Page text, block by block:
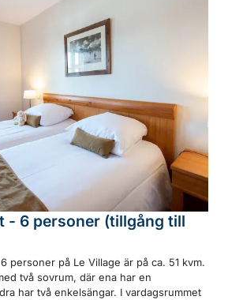
- 6 personer (tillgång till
personer på Le Village är på ca. 51 kvm.
två sovrum, där ena har en
har två enkelsängar. I vardagsrummet